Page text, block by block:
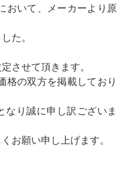
おいて、メーカーより原
た。
させて頂きます。
格の双方を掲載しており
なり誠に申し訳ございま
お願い申し上げます。